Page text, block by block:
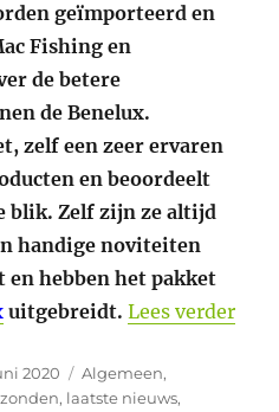
geïmporteerd en
Fishing en
de betere
de Benelux.
zelf een zeer ervaren
en beoordeelt
blik. Zelf zijn ze altijd
handige noviteiten
en hebben het pakket
uitgebreidt. Lees verder
2020 Categorieën
Algemeen,
, laatste nieuws,